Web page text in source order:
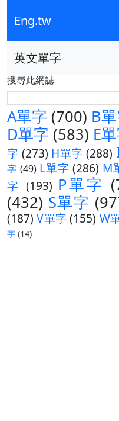
Eng.tw
英文單字
搜尋此網誌
A單字 (700) B
D單字 (583) E
字 (273) H單字 (288)
字 (49) L單字 (286) M
字 (193) P單字
(432) S單字
(187) V單字(155) W
字 (14)